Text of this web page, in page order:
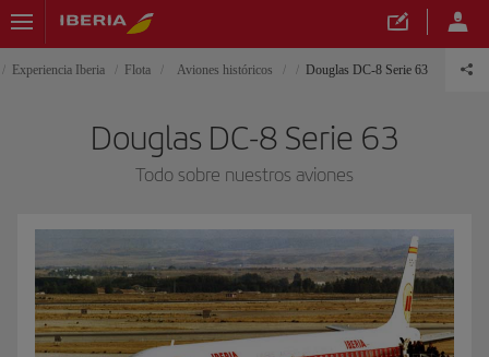
Experiencia Iberia Flota Aviones históricos Douglas DC-8 Serie 63
Douglas DC-8 Serie 63
Todo sobre nuestros aviones